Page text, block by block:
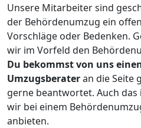
Unsere Mitarbeiter sind
der Behördenumzug ein
Vorschläge oder Bedenken.
wir im Vorfeld den
Du bekommst von uns
Umzugsberateran die Seite
gerne beantwortet. Auch das
wir bei einem
anbieten.